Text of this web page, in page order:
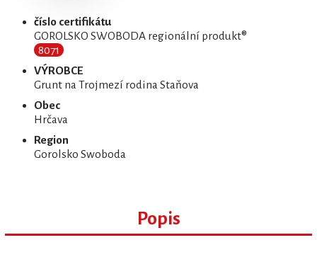
číslo certifikátu
GOROLSKO SWOBODA regionální produkt®
8071
VÝROBCE
Grunt na Trojmezí rodina Staňova
Obec
Hrčava
Region
Gorolsko Swoboda
Popis